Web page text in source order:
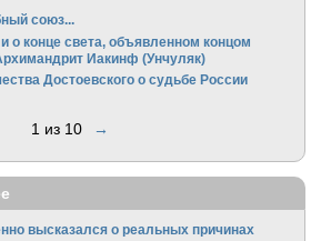
союз...
о конце света, объявленном концом
Иакинф (Унчуляк)
Достоевского о судьбе России
1 из 10 →
высказался о реальных причинах